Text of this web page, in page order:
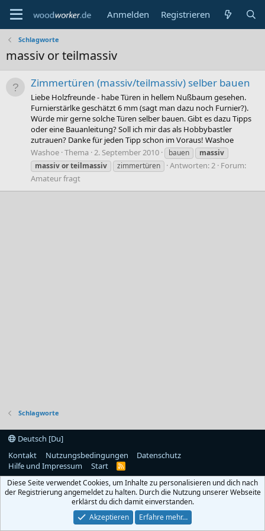
Anmelden Registrieren
Schlagworte
massiv or teilmassiv
Zimmertüren (massiv/teilmassiv) selber bauen
Liebe Holzfreunde - habe Türen in hellem Nußbaum gesehen.
Furnierstärlke geschätzt 6 mm (sagt man dazu noch Furnier?).
Würde mir gerne solche Türen selber bauen. Gibt es dazu Tipps
oder eine Bauanleitung? Soll ich mir das als Hobbybastler
zutrauen? Danke für jeden Tipp schon im Voraus! Washoe
Washoe Thema 2. September 2010 bauen
massiv
massivorteilmassiv zimmertüren Antworten: 2 Forum:
Amateur fragt
Schlagworte
Deutsch [Du]
Kontakt
Nutzungsbedingungen
Datenschutz
Hilfe und Impressum
Start
R
S
Diese Seite verwendet Cookies, um Inhalte zu personalisieren und dich nach
der Registrierung angemeldet zu halten. Durch die Nutzung unserer Webseite
erklärst du dich damit einverstanden.
Akzeptieren
Erfahre mehr…